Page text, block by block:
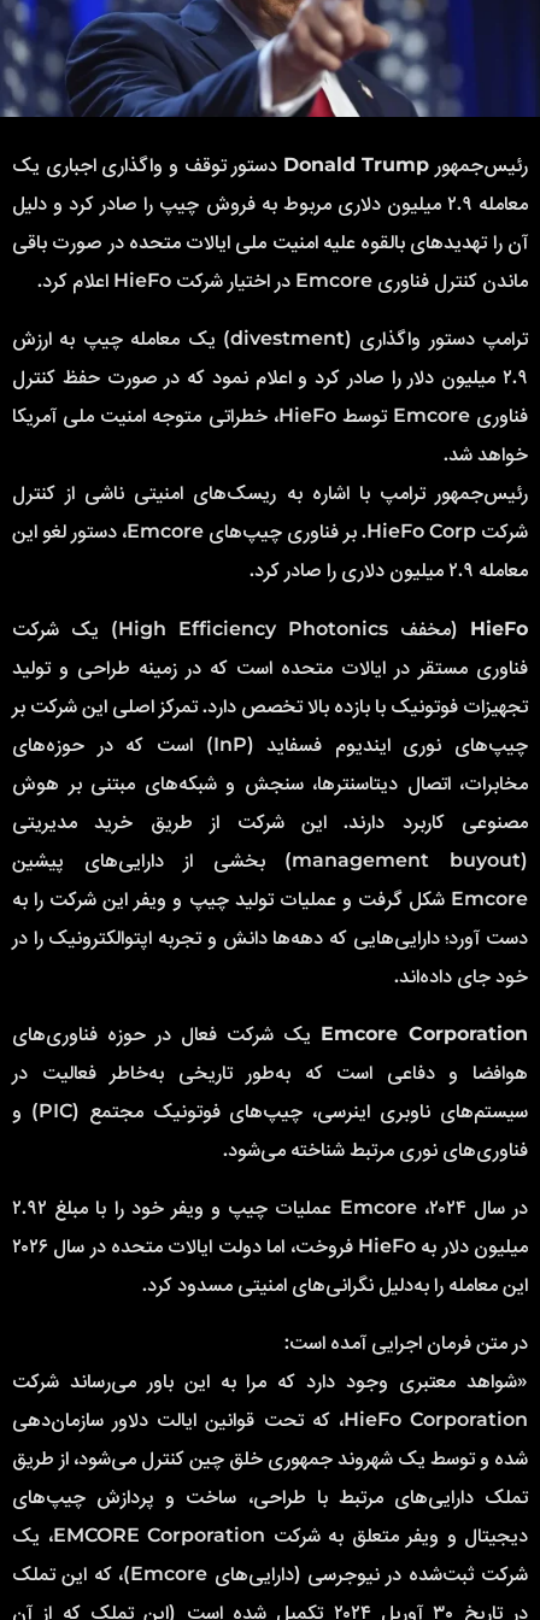
رئیس‌جمهور Donald Trump دستور توقف و واگذاری اجباری یک
معامله ۲.۹ میلیون دلاری مربوط به فروش چیپ را صادر کرد و دلیل
آن را تهدیدهای بالقوه علیه امنیت ملی ایالات متحده در صورت باقی
ماندن کنترل فناوری Emcore در اختیار شرکت HieFo اعلام کرد.
ترامپ دستور واگذاری (divestment) یک معامله چیپ به ارزش
۲.۹ میلیون دلار را صادر کرد و اعلام نمود که در صورت حفظ کنترل
فناوری Emcore توسط HieFo، خطراتی متوجه امنیت ملی آمریکا
خواهد شد.
رئیس‌جمهور ترامپ با اشاره به ریسک‌های امنیتی ناشی از کنترل
شرکت HieFo Corp. بر فناوری چیپ‌های Emcore، دستور لغو این
معامله ۲.۹ میلیون دلاری را صادر کرد.
HieFo
(مخفف High Efficiency Photonics) یک شرکت
فناوری مستقر در ایالات متحده است که در زمینه طراحی و تولید
تجهیزات فوتونیک با بازده بالا تخصص دارد. تمرکز اصلی این شرکت بر
چیپ‌های نوری ایندیوم فسفاید (InP) است که در حوزه‌های
مخابرات، اتصال دیتاسنترها، سنجش و شبکه‌های مبتنی بر هوش
مصنوعی کاربرد دارند. این شرکت از طریق خرید مدیریتی
(management buyout) بخشی از دارایی‌های پیشین
Emcore شکل گرفت و عملیات تولید چیپ و ویفر این شرکت را به
دست آورد؛ دارایی‌هایی که دهه‌ها دانش و تجربه اپتوالکترونیک را در
خود جای داده‌اند.
Emcore Corporation یک شرکت فعال در حوزه فناوری‌های
هوافضا و دفاعی است که به‌طور تاریخی به‌خاطر فعالیت در
سیستم‌های ناوبری اینرسی، چیپ‌های فوتونیک مجتمع (PIC) و
فناوری‌های نوری مرتبط شناخته می‌شود.
در سال ۲۰۲۴، Emcore عملیات چیپ و ویفر خود را با مبلغ ۲.۹۲
میلیون دلار به HieFo فروخت، اما دولت ایالات متحده در سال ۲۰۲۶
این معامله را به‌دلیل نگرانی‌های امنیتی مسدود کرد.
در متن فرمان اجرایی آمده است:
«شواهد معتبری وجود دارد که مرا به این باور می‌رساند شرکت
HieFo Corporation، که تحت قوانین ایالت دلاور سازمان‌دهی
شده و توسط یک شهروند جمهوری خلق چین کنترل می‌شود، از طریق
تملک دارایی‌های مرتبط با طراحی، ساخت و پردازش چیپ‌های
دیجیتال و ویفر متعلق به شرکت EMCORE Corporation، یک
شرکت ثبت‌شده در نیوجرسی (دارایی‌های Emcore)، که این تملک
در تاریخ ۳۰ آوریل ۲۰۲۴ تکمیل شده است (این تملک که از آن